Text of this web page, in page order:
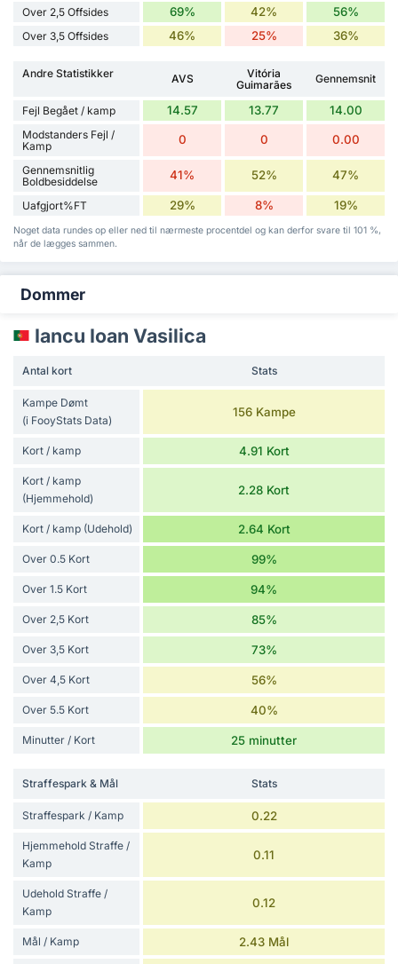
Over 2,5 Offsides 69% 42% 56%
Over 3,5 Offsides 46% 25% 36%
Andre Statistikker AVS
Vitória
Guimarães
Gennemsnit
Fejl Begået / kamp 14.57 13.77 14.00
Modstanders Fejl /
Kamp
0 0 0.00
Gennemsnitlig
Boldbesiddelse
41% 52% 47%
Uafgjort%FT 29% 8% 19%
Noget data rundes op eller ned til nærmeste procentdel og kan derfor svare til 101 %,
når de lægges sammen.
Dommer
Iancu Ioan Vasilica
Antal kort Stats
Kampe Dømt
(i FooyStats Data)
156 Kampe
Kort / kamp 4.91 Kort
Kort / kamp
(Hjemmehold)
2.28 Kort
Kort / kamp (Udehold) 2.64 Kort
Over 0.5 Kort 99%
Over 1.5 Kort 94%
Over 2,5 Kort 85%
Over 3,5 Kort 73%
Over 4,5 Kort 56%
Over 5.5 Kort 40%
Minutter / Kort 25 minutter
Straffespark & Mål Stats
Straffespark / Kamp 0.22
Hjemmehold Straffe /
Kamp
0.11
Udehold Straffe /
Kamp
0.12
Mål / Kamp 2.43 Mål